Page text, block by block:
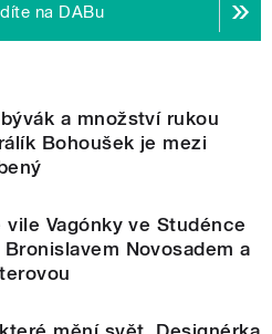
na DABu
a množství rukou
Bohoušek je mezi
Vagónky ve Studénce
Novosadem a